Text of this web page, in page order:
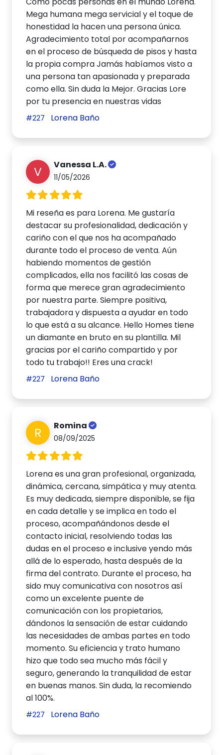
Mega humana mega servicial y el toque de
honestidad la hacen una persona única.
Agradecimiento total por acompañarnos
en el proceso de búsqueda de pisos y hasta
la propia compra Jamás habíamos visto a
una persona tan apasionada y preparada
como ella. Sin duda la Mejor. Gracias Lore
por tu presencia en nuestras vidas
#227 Lorena Baño
V Vanessa L.A.
11/05/2026
Mi reseña es para Lorena. Me gustaría
destacar su profesionalidad, dedicación y
cariño con el que nos ha acompañado
durante todo el proceso de venta. Aún
habiendo momentos de gestión
complicados, ella nos facilitó las cosas de
forma que merece gran agradecimiento
por nuestra parte. Siempre positiva,
trabajadora y dispuesta a ayudar en todo
lo que está a su alcance. Hello Homes tiene
un diamante en bruto en su plantilla. Mil
gracias por el cariño compartido y por
todo tu trabajo!! Eres una crack!
#227 Lorena Baño
R Romina
08/09/2025
Lorena es una gran profesional, organizada,
dinámica, cercana, simpática y muy atenta.
Es muy dedicada, siempre disponible, se fija
en cada detalle y se implica en todo el
proceso, acompañándonos desde el
contacto inicial, resolviendo todas las
dudas en el proceso e inclusive yendo más
allá de lo esperado, hasta después de la
firma del contrato. Durante el proceso, ha
sido muy comunicativa con nosotros así
como un excelente puente de
comunicación con los propietarios,
dándonos la sensación de estar cuidando
las necesidades de ambas partes en todo
momento. Su eficiencia y trato humano
hizo que todo sea mucho más fácil y
seguro, generando la tranquilidad de estar
en buenas manos. Sin duda, la recomiendo
al 100%.
#227 Lorena Baño